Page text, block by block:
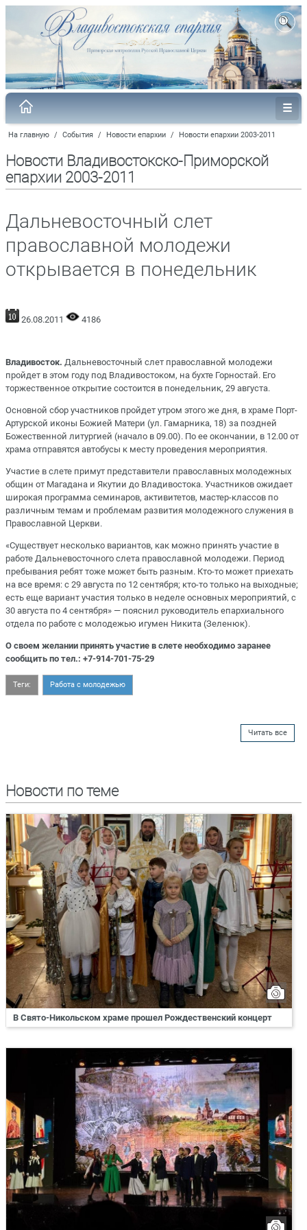
На главную / События / Новости епархии / Новости епархии 2003-2011
Новости Владивостокско-Приморской
епархии 2003-2011
Дальневосточный слет
православной молодежи
открывается в понедельник
26.08.2011 4186
Владивосток. Дальневосточный слет православной молодежи
пройдет в этом году под Владивостоком, на бухте Горностай. Его
торжественное открытие состоится в понедельник, 29 августа.
Основной сбор участников пройдет утром этого же дня, в храме Порт-
Артурской иконы Божией Матери (ул. Гамарника, 18) за поздней
Божественной литургией (начало в 09.00). По ее окончании, в 12.00 от
храма отправятся автобусы к месту проведения мероприятия.
Участие в слете примут представители православных молодежных
общин от Магадана и Якутии до Владивостока. Участников ожидает
широкая программа семинаров, активитетов, мастер-классов по
различным темам и проблемам развития молодежного служения в
Православной Церкви.
«Существует несколько вариантов, как можно принять участие в
работе Дальневосточного слета православной молодежи. Период
пребывания ребят тоже может быть разным. Кто-то может приехать
на все время: с 29 августа по 12 сентября; кто-то только на выходные;
есть еще вариант участия только в неделе основных мероприятий, с
30 августа по 4 сентября» — пояснил руководитель епархиального
отдела по работе с молодежью игумен Никита (Зеленюк).
О своем желании принять участие в слете необходимо заранее
сообщить по тел.: +7-914-701-75-29
Теги: Работа с молодежью
Читать все
Новости по теме
В Свято-Никольском храме прошел Рождественский концерт